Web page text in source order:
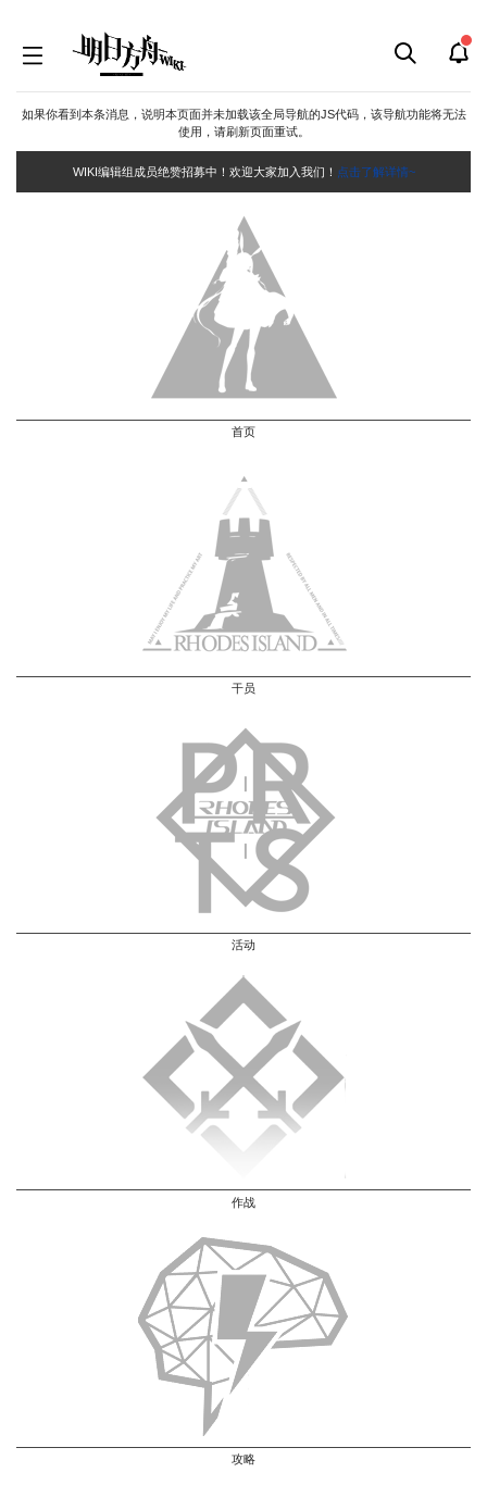
如果你看到本条消息，说明本页面并未加载该全局导航的JS代码，该导航功能将无法
使用，请刷新页面重试。
WIKI编辑组成员绝赞招募中！欢迎大家加入我们！ 点击了解详情~
首页
干员
活动
作战
攻略